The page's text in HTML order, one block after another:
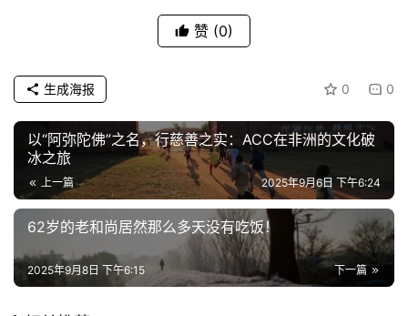
纪
录
佛
教
艺
术
赞 (0)
0 0
生成海报
以“阿弥陀佛”之名，行慈善之实：ACC在非洲的文化破
冰之旅
上一篇 2025年9月6日 下午6:24
62岁的老和尚居然那么多天没有吃饭！
下一篇
2025年9月8日 下午6:15